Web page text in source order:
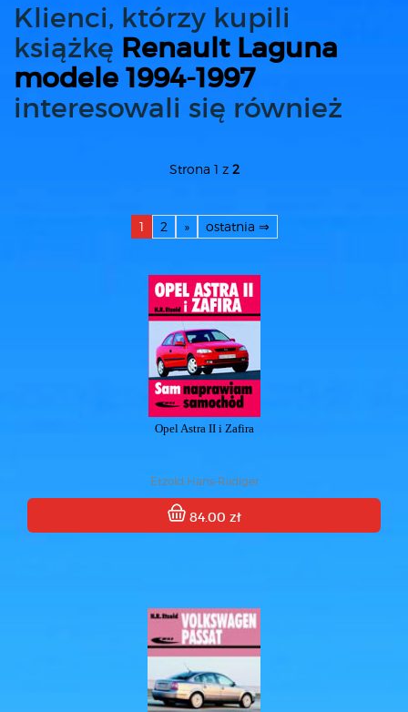
Klienci, którzy kupili
książkę Renault Laguna
modele 1994-1997
interesowali się również
Strona 1 z 2
1 2 » ostatnia ⇒
Opel Astra II i Zafira
Etzold Hans-Rüdiger
84.00 zł